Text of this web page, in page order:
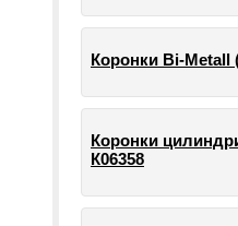
Коронки Bi-Metall
Коронки
К06358